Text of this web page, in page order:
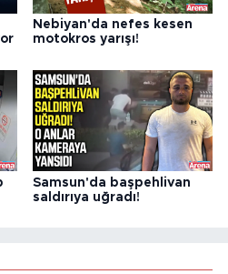
Nebiyan'da nefes kesen
motokros yarışı!
Samsun'da başpehlivan
saldırıya uğradı!